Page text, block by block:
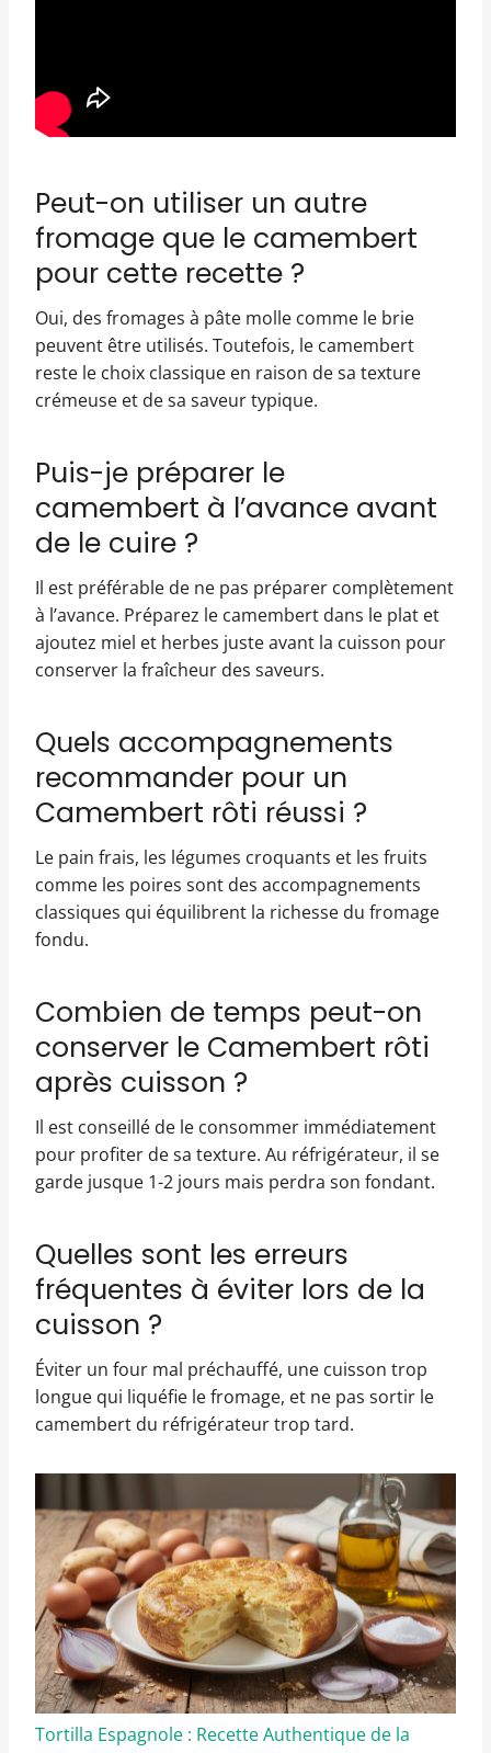
Peut-on utiliser un autre
fromage que le camembert
pour cette recette ?
Oui, des fromages à pâte molle comme le brie
peuvent être utilisés. Toutefois, le camembert
reste le choix classique en raison de sa texture
crémeuse et de sa saveur typique.
Puis-je préparer le
camembert à l’avance avant
de le cuire ?
Il est préférable de ne pas préparer complètement
à l’avance. Préparez le camembert dans le plat et
ajoutez miel et herbes juste avant la cuisson pour
conserver la fraîcheur des saveurs.
Quels accompagnements
recommander pour un
Camembert rôti réussi ?
Le pain frais, les légumes croquants et les fruits
comme les poires sont des accompagnements
classiques qui équilibrent la richesse du fromage
fondu.
Combien de temps peut-on
conserver le Camembert rôti
après cuisson ?
Il est conseillé de le consommer immédiatement
pour profiter de sa texture. Au réfrigérateur, il se
garde jusque 1-2 jours mais perdra son fondant.
Quelles sont les erreurs
fréquentes à éviter lors de la
cuisson ?
Éviter un four mal préchauffé, une cuisson trop
longue qui liquéfie le fromage, et ne pas sortir le
camembert du réfrigérateur trop tard.
Tortilla Espagnole : Recette Authentique de la